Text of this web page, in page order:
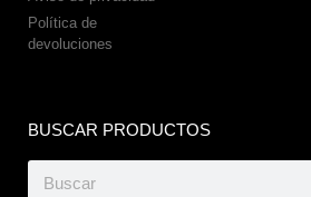
Política de
devoluciones
BUSCAR PRODUCTOS